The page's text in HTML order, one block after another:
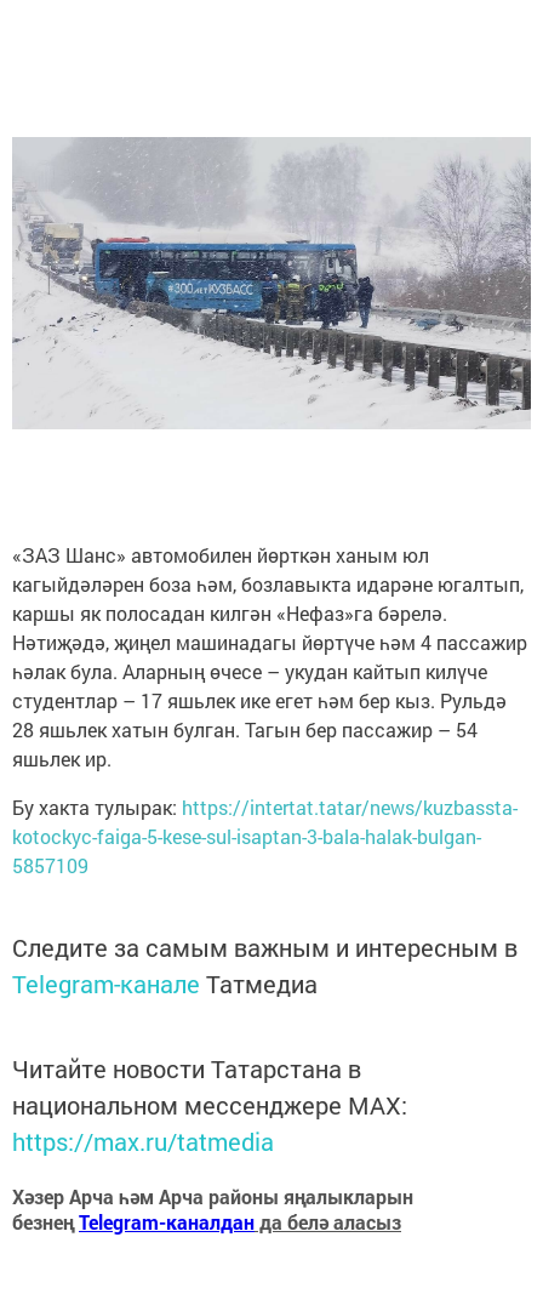
«ЗАЗ Шанс» автомобилен йөрткән ханым юл
кагыйдәләрен боза һәм, бозлавыкта идарәне югалтып,
каршы як полосадан килгән «Нефаз»га бәрелә.
Нәтиҗәдә, җиңел машинадагы йөртүче һәм 4 пассажир
һәлак була. Аларның өчесе – укудан кайтып килүче
студентлар – 17 яшьлек ике егет һәм бер кыз. Рульдә
28 яшьлек хатын булган. Тагын бер пассажир – 54
яшьлек ир.
Бу хакта тулырак: https://intertat.tatar/news/kuzbassta-
kotockyc-faiga-5-kese-sul-isaptan-3-bala-halak-bulgan-
5857109
Следите за самым важным и интересным в
Telegram-канале Татмедиа
Читайте новости Татарстана в
национальном мессенджере MАХ:
https://max.ru/tatmedia
Хәзер Арча һәм Арча районы яңалыкларын
безнеңTelegram-каналданда белә аласыз